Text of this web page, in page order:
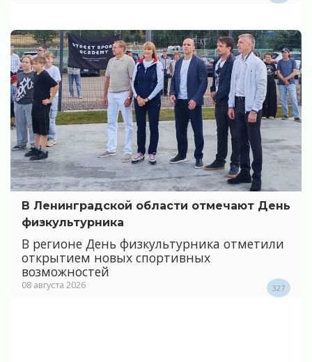
В Ленинградской области отмечают День
физкультурника
В регионе День физкультурника отметили
открытием новых спортивных
возможностей
08 августа 2026 327